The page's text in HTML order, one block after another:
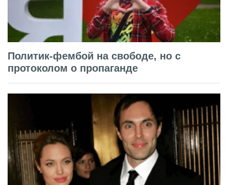
Политик-фембой на свободе, но с
протоколом о пропаганде